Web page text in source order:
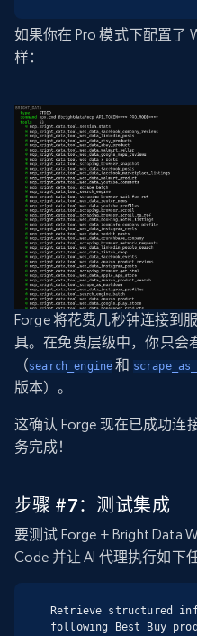
如果你在 Pro 模式下配置了
样：
Forge 将花费几秒钟连接到
具。在免费层级中，你只会
（search_engine 和
版本）。
这确认 Forge 现在已成功连
务完成！
步骤 #7：测试集成
要测试 Forge + Bright Data
Code 并让 AI 代理执行如下任
Retrieve structured
following Best Buy